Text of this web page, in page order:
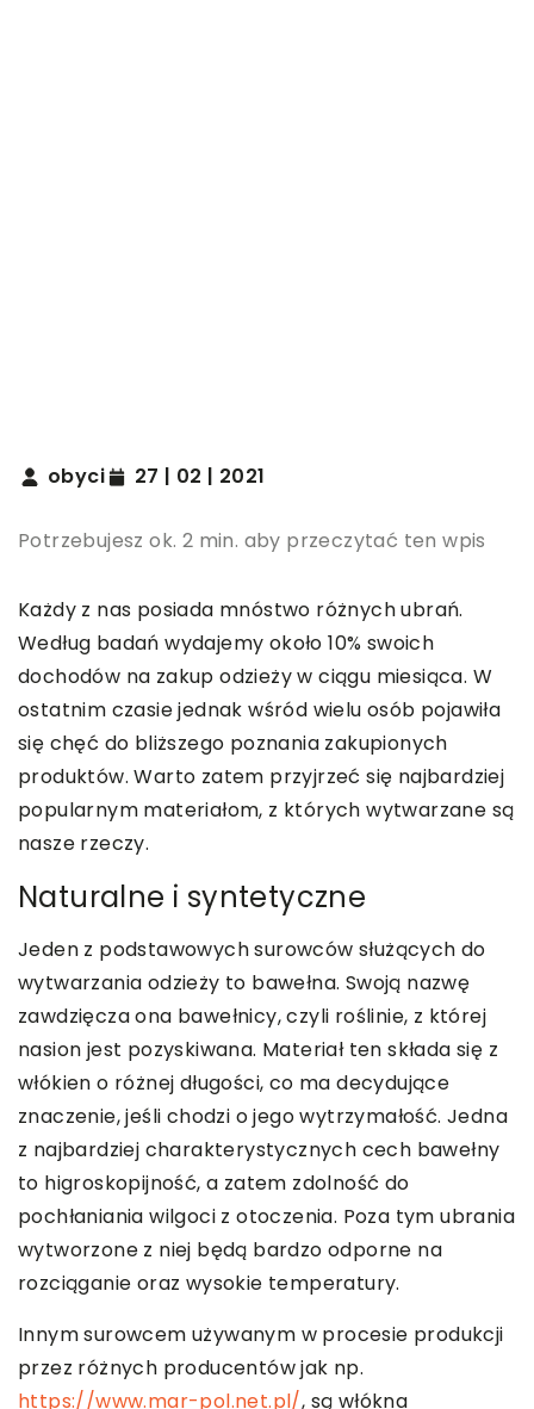
obyci 27 | 02 | 2021
Potrzebujesz ok. 2 min. aby przeczytać ten wpis
Każdy z nas posiada mnóstwo różnych ubrań.
Według badań wydajemy około 10% swoich
dochodów na zakup odzieży w ciągu miesiąca. W
ostatnim czasie jednak wśród wielu osób pojawiła
się chęć do bliższego poznania zakupionych
produktów. Warto zatem przyjrzeć się najbardziej
popularnym materiałom, z których wytwarzane są
nasze rzeczy.
Naturalne i syntetyczne
Jeden z podstawowych surowców służących do
wytwarzania odzieży to bawełna. Swoją nazwę
zawdzięcza ona bawełnicy, czyli roślinie, z której
nasion jest pozyskiwana. Materiał ten składa się z
włókien o różnej długości, co ma decydujące
znaczenie, jeśli chodzi o jego wytrzymałość. Jedna
z najbardziej charakterystycznych cech bawełny
to higroskopijność, a zatem zdolność do
pochłaniania wilgoci z otoczenia. Poza tym ubrania
wytworzone z niej będą bardzo odporne na
rozciąganie oraz wysokie temperatury.
Innym surowcem używanym w procesie produkcji
przez różnych producentów jak np.
https://www.mar-pol.net.pl/, są włókna